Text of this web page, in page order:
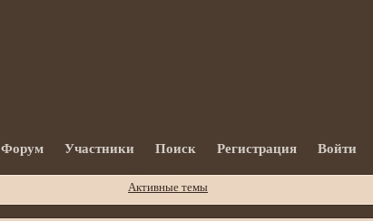
Форум Участники Поиск Регистрация Войти
Активные темы